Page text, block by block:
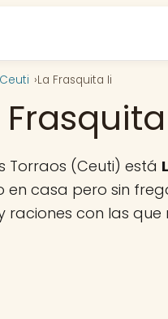
Ceuti La Frasquita Ii
Torraos (Ceuti) está
en casa pero sin
raciones con las